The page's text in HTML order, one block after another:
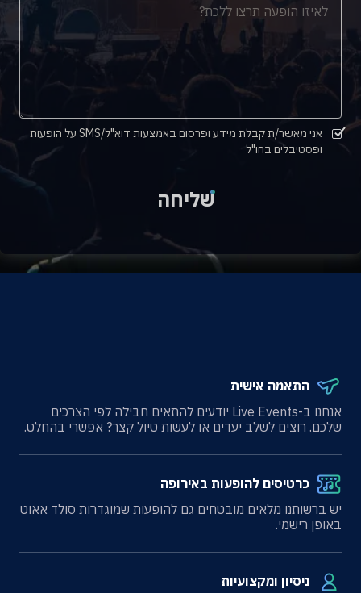
אני מאשר/ת קבלת מידע ופרסום באמצעות דוא"ל/SMS על הופעות
ופסטיבלים בחו"ל
שליחה
התאמה אישית
אנחנו ב-Live Events יודעים להתאים חבילה לפי הצרכים
שלכם. רוצים לשלב יעדים או לעשות טיול קצר? אפשרי בהחלט.
כרטיסים להופעות באירופה
יש ברשותנו מלאים מובטחים גם להופעות שמוגדרות סולד אאוט
באופן רישמי.
ניסיון ומקצועיות